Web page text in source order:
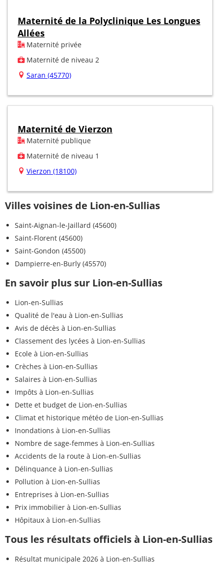
Maternité de la Polyclinique Les Longues
Allées
Maternité privée
Maternité de niveau 2
Saran (45770)
Maternité de Vierzon
Maternité publique
Maternité de niveau 1
Vierzon (18100)
Villes voisines de Lion-en-Sullias
Saint-Aignan-le-Jaillard (45600)
Saint-Florent (45600)
Saint-Gondon (45500)
Dampierre-en-Burly (45570)
En savoir plus sur Lion-en-Sullias
Lion-en-Sullias
Qualité de l'eau à Lion-en-Sullias
Avis de décès à Lion-en-Sullias
Classement des lycées à Lion-en-Sullias
Ecole à Lion-en-Sullias
Crèches à Lion-en-Sullias
Salaires à Lion-en-Sullias
Impôts à Lion-en-Sullias
Dette et budget de Lion-en-Sullias
Climat et historique météo de Lion-en-Sullias
Inondations à Lion-en-Sullias
Nombre de sage-femmes à Lion-en-Sullias
Accidents de la route à Lion-en-Sullias
Délinquance à Lion-en-Sullias
Pollution à Lion-en-Sullias
Entreprises à Lion-en-Sullias
Prix immobilier à Lion-en-Sullias
Hôpitaux à Lion-en-Sullias
Tous les résultats officiels à Lion-en-Sullias
Résultat municipale 2026 à Lion-en-Sullias